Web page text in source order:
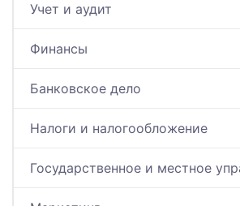
Учет и аудит
Финансы
Банковское дело
Налоги и налогообложение
Государственное и местное